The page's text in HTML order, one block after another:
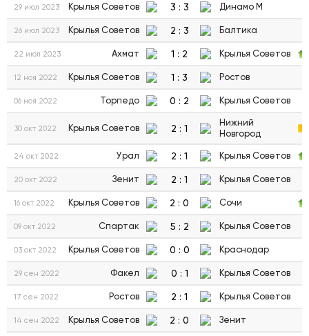
29 июл 2023 Крылья Советов 3 : 3 Динамо М
26 июл 2023 Крылья Советов 2 : 3 Балтика
22 июл 2023 Ахмат 1 : 2 Крылья Советов
12 ноя 2022 Крылья Советов 1 : 3 Ростов
06 ноя 2022 Торпедо 0 : 2 Крылья Советов
30 окт 2022 Крылья Советов 2 : 1
Нижний
Новгород
24 окт 2022 Урал 2 : 1 Крылья Советов
20 окт 2022 Зенит 2 : 1 Крылья Советов
16 окт 2022 Крылья Советов 2 : 0 Сочи
09 окт 2022 Спартак 5 : 2 Крылья Советов
03 окт 2022 Крылья Советов 0 : 0 Краснодар
29 сен 2022 Факел 0 : 1 Крылья Советов
17 сен 2022 Ростов 2 : 1 Крылья Советов
14 сен 2022 Крылья Советов 2 : 0 Зенит